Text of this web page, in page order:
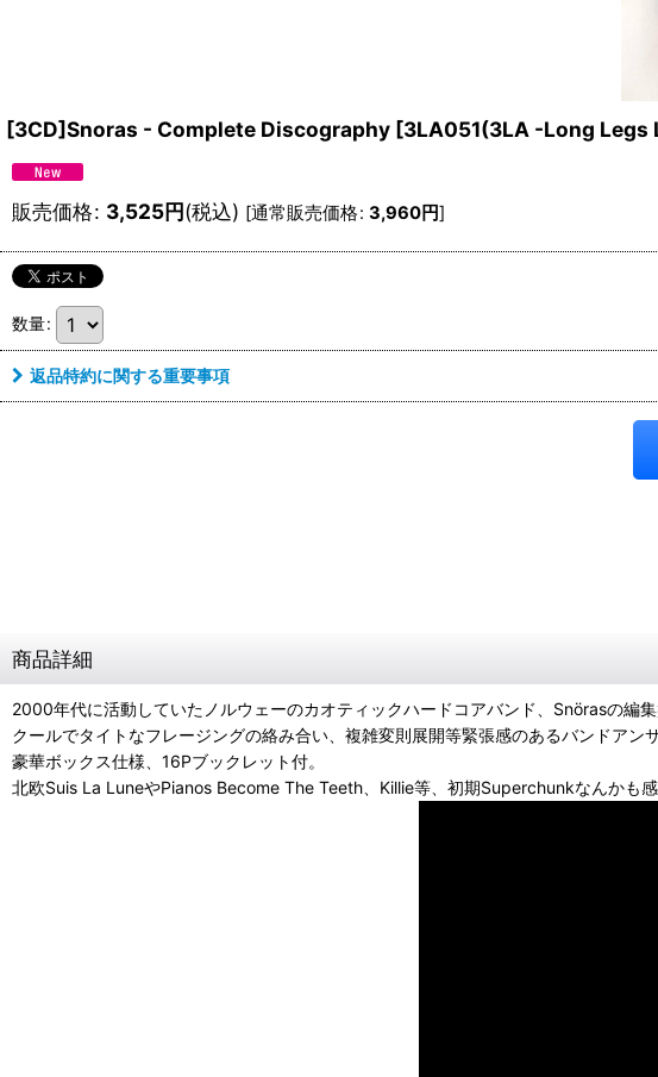
[3CD]Snoras - Complete Discography [3LA051(3LA -Long Legs
販売価格: 3,525円(税込) [通常販売価格: 3,960円]
数量:
返品特約に関する重要事項
商品詳細
2000年代に活動していたノルウェーのカオティックハードコアバンド、Snörasの編集
クールでタイトなフレージングの絡み合い、複雑変則展開等緊張感のあるバンドア
豪華ボックス仕様、16Pブックレット付。
北欧Suis La LuneやPianos Become The Teeth、Killie等、初期Superchunkなんかも感